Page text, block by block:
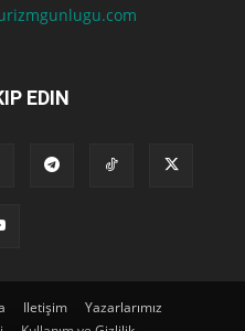
EDIN
Iletişim
Yazarlarımız